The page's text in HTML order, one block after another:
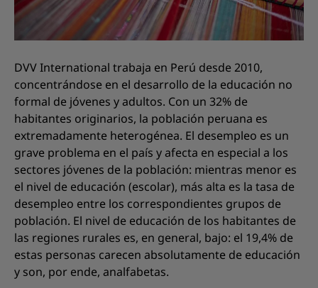
DVV International trabaja en Perú desde 2010,
concentrándose en el desarrollo de la educación no
formal de jóvenes y adultos. Con un 32% de
habitantes originarios, la población peruana es
extremadamente heterogénea. El desempleo es un
grave problema en el país y afecta en especial a los
sectores jóvenes de la población: mientras menor es
el nivel de educación (escolar), más alta es la tasa de
desempleo entre los correspondientes grupos de
población. El nivel de educación de los habitantes de
las regiones rurales es, en general, bajo: el 19,4% de
estas personas carecen absolutamente de educación
y son, por ende, analfabetas.